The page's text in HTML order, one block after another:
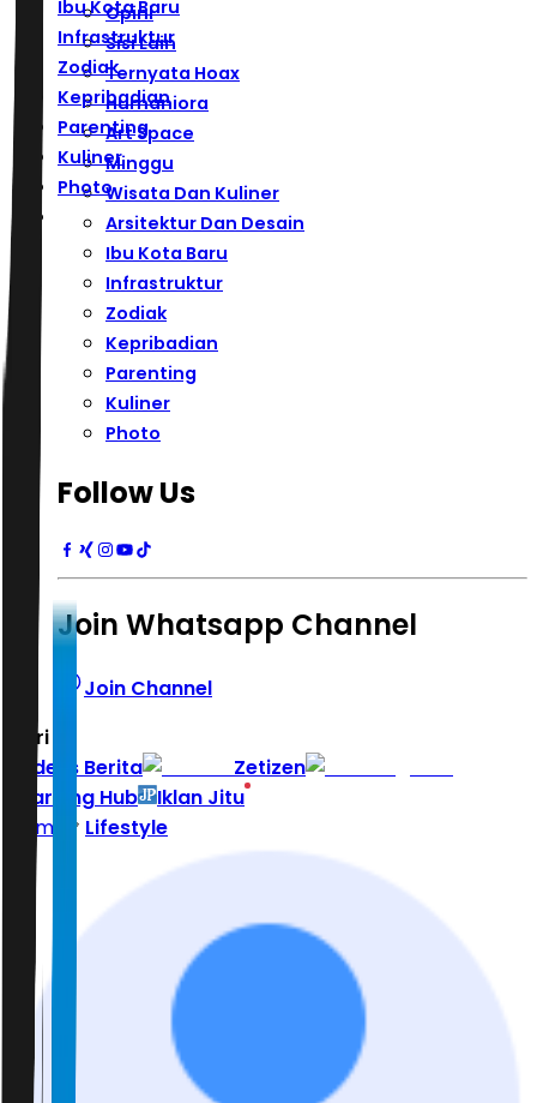
Ibu Kota Baru
Infrastruktur
Zodiak
Kepribadian
Parenting
Kuliner
Photo
Opini
Sisi Lain
Ternyata Hoax
Humaniora
Art Space
Minggu
Wisata Dan Kuliner
Arsitektur Dan Desain
Ibu Kota Baru
Infrastruktur
Zodiak
Kepribadian
Parenting
Kuliner
Photo
Follow Us
Join Whatsapp Channel
Join Channel
Hari ini
Indeks Berita
Zetizen
Learning Hub
Iklan Jitu
Home
Lifestyle